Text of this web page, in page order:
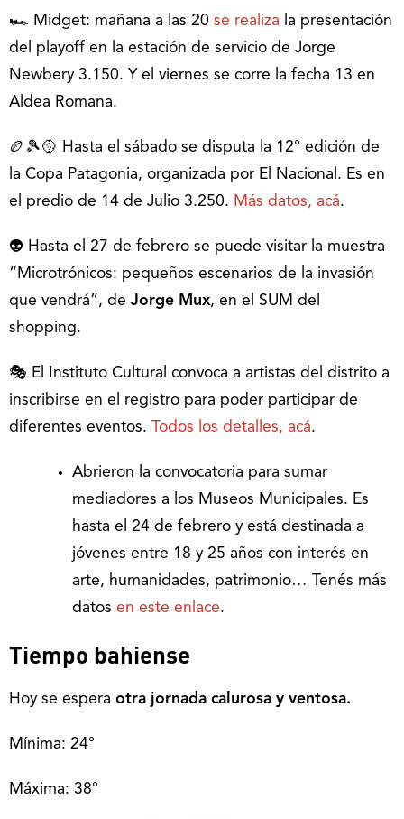
🏎 Midget: mañana a las 20 se realiza la presentación
del playoff en la estación de servicio de Jorge
Newbery 3.150. Y el viernes se corre la fecha 13 en
Aldea Romana.
🏉🎾🥎 Hasta el sábado se disputa la 12° edición de
la Copa Patagonia, organizada por El Nacional. Es en
el predio de 14 de Julio 3.250. Más datos, acá.
👽 Hasta el 27 de febrero se puede visitar la muestra
“Microtrónicos: pequeños escenarios de la invasión
que vendrá”, de Jorge Mux, en el SUM del
shopping.
🎭 El Instituto Cultural convoca a artistas del distrito a
inscribirse en el registro para poder participar de
diferentes eventos.
Todos los detalles, acá.
Abrieron la convocatoria para sumar
mediadores a los Museos Municipales. Es
hasta el 24 de febrero y está destinada a
jóvenes entre 18 y 25 años con interés en
arte, humanidades, patrimonio… Tenés más
datos en este enlace.
Tiempo bahiense
Hoy se espera otra jornada calurosa y ventosa.
Mínima: 24°
Máxima: 38°